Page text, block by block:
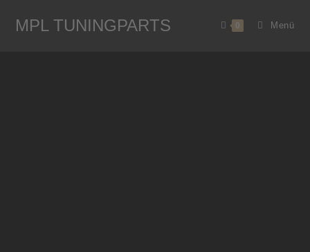
MPL TUNINGPARTS 0 Menü